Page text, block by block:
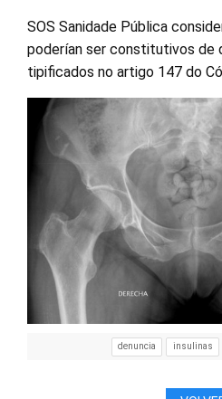
SOS Sanidade Pública
poderían ser constitutivos de
tipificados no artigo 147 do
denuncia insulinas